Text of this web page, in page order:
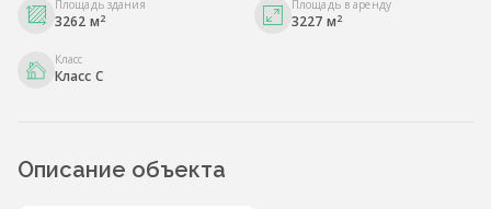
Площадь здания
3262 м2
Площадь в аренду
3227 м2
Класс
Класс С
Описание объекта